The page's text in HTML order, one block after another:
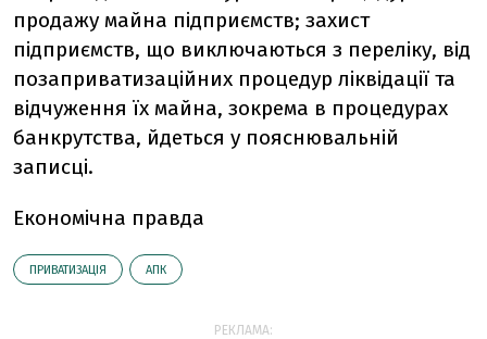
продажу майна підприємств; захист
підприємств, що виключаються з переліку, від
позаприватизаційних процедур ліквідації та
відчуження їх майна, зокрема в процедурах
банкрутства, йдеться у пояснювальній
записці.
Економічна правда
ПРИВАТИЗАЦІЯ АПК
РЕКЛАМА: